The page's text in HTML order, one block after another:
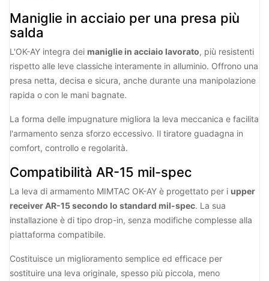
Maniglie in acciaio per una presa più
salda
L'OK-AY integra dei maniglie in acciaio lavorato, più resistenti
rispetto alle leve classiche interamente in alluminio. Offrono una
presa netta, decisa e sicura, anche durante una manipolazione
rapida o con le mani bagnate.
La forma delle impugnature migliora la leva meccanica e facilita
l'armamento senza sforzo eccessivo. Il tiratore guadagna in
comfort, controllo e regolarità.
Compatibilità AR-15 mil-spec
La leva di armamento MIMTAC OK-AY è progettato per i upper
receiver AR-15 secondo lo standard mil-spec. La sua
installazione è di tipo drop-in, senza modifiche complesse alla
piattaforma compatibile.
Costituisce un miglioramento semplice ed efficace per
sostituire una leva originale, spesso più piccola, meno